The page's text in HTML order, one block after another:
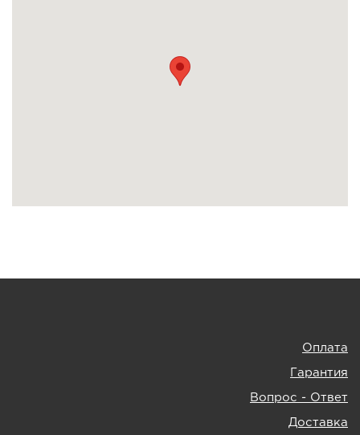
Оплата
Гарантия
Вопрос - Ответ
Доставка